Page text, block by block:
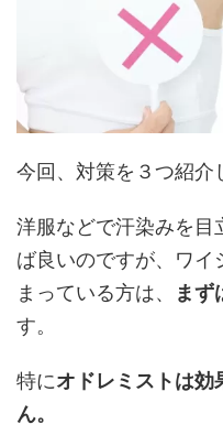
今回、対策を３つ紹介
洋服などで汗染みを目
ば良いのですが、ワ
まっている方は、
まず
す。
特にオドレミストは効
ん。